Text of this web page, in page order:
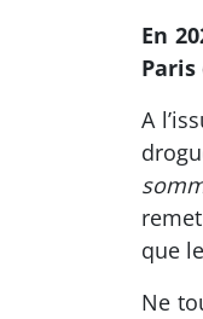
En
A
que
Ne